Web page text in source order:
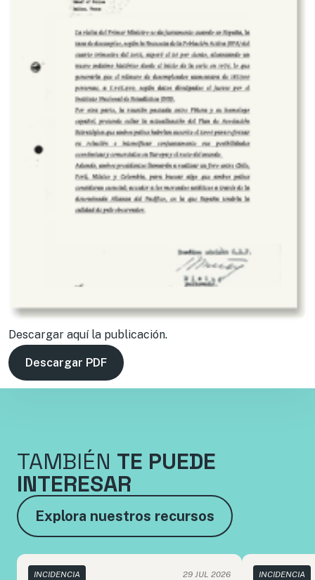
Descargar aquí la publicación.
Descargar PDF
TAMBIÉN TE PUEDE
INTERESAR
Explora nuestros recursos
INCIDENCIA 29 JUL 2026 INCIDENCIA